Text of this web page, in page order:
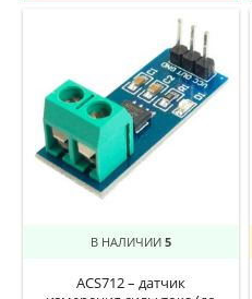
В НАЛИЧИИ 5
ACS712 – датчик